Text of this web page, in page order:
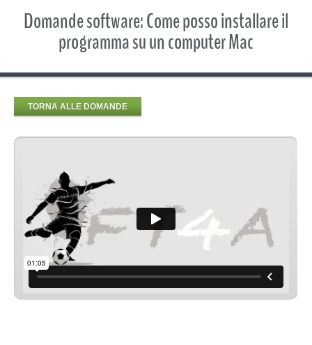
Domande software: Come posso installare il
programma su un computer Mac
TORNA ALLE DOMANDE